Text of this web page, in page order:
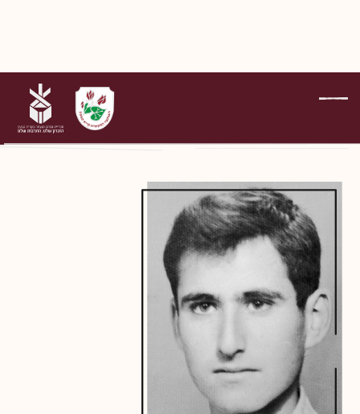
על הנופלים דפדוף בדפי הנופלים